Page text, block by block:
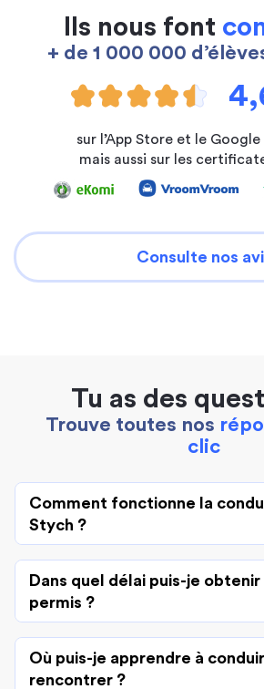
Ils nous font
+ de 1 000 000
sur l’App Store et le
mais aussi sur les
Consulte nos
Tu as des
Trouve toutes nos
clic
Comment fonctionne la
Stych ?
Dans quel délai puis-je obtenir
permis ?
Où puis-je apprendre à
rencontrer ?